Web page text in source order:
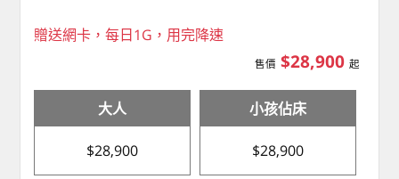
贈送網卡，每日1G，用完降速
售價 $28,900 起
大人
$28,900
小孩佔床
$28,900